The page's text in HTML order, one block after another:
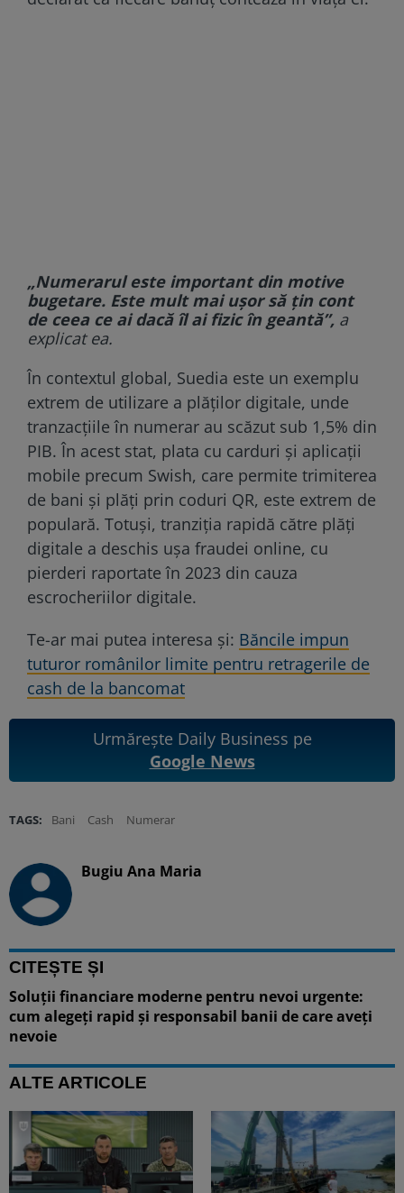
„Numerarul este important din motive
bugetare. Este mult mai ușor să țin cont
de ceea ce ai dacă îl ai fizic în geantă”, a
explicat ea.
În contextul global, Suedia este un exemplu
extrem de utilizare a plăților digitale, unde
tranzacțiile în numerar au scăzut sub 1,5% din
PIB. În acest stat, plata cu carduri și aplicații
mobile precum Swish, care permite trimiterea
de bani și plăți prin coduri QR, este extrem de
populară. Totuși, tranziția rapidă către plăți
digitale a deschis ușa fraudei online, cu
pierderi raportate în 2023 din cauza
escrocheriilor digitale.
Te-ar mai putea interesa și: Băncile impun
tuturor românilor limite pentru retragerile de
cash de la bancomat
Urmărește Daily Business pe
Google News
TAGS: Bani Cash Numerar
Bugiu ⁠Ana Maria
CITEȘTE ȘI
Soluții financiare moderne pentru nevoi urgente:
cum alegeți rapid și responsabil banii de care aveți
nevoie
ALTE ARTICOLE